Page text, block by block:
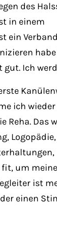
des
in einem
ein
Ich
ich
Reha. Das
Logopädie,
um
ist
einen